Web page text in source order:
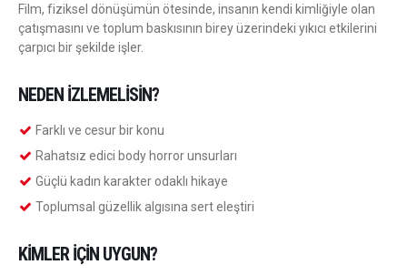
Film, fiziksel dönüşümün ötesinde, insanın kendi kimliğiyle olan
çatışmasını ve toplum baskısının birey üzerindeki yıkıcı etkilerini
çarpıcı bir şekilde işler.
NEDEN İZLEMELISIN?
Farklı ve cesur bir konu
Rahatsız edici body horror unsurları
Güçlü kadın karakter odaklı hikaye
Toplumsal güzellik algısına sert eleştiri
KIMLER İÇIN UYGUN?